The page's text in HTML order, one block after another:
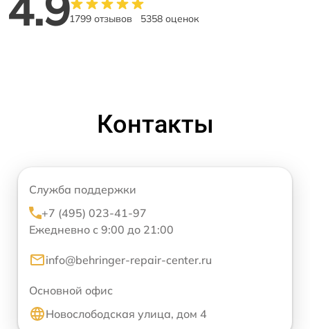
1799 отзывов 5358 оценок
Контакты
Служба поддержки
+7 (495) 023-41-97
Ежедневно с 9:00 до 21:00
info@behringer-repair-center.ru
Основной офис
Новослободская улица, дом 4